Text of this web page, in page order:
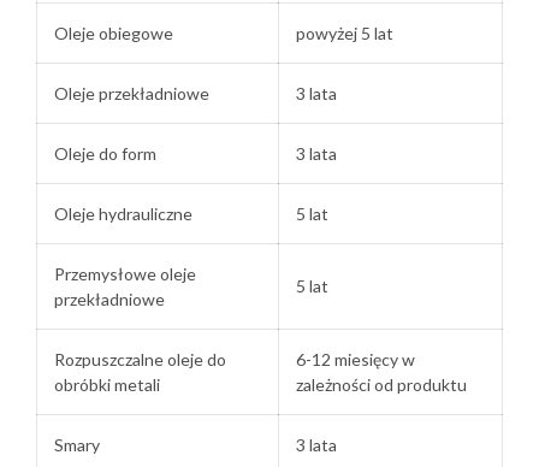
Oleje obiegowe powyżej 5 lat
Oleje przekładniowe 3 lata
Oleje do form 3 lata
Oleje hydrauliczne 5 lat
Przemysłowe oleje
przekładniowe
5 lat
Rozpuszczalne oleje do
obróbki metali
6-12 miesięcy w
zależności od produktu
Smary 3 lata